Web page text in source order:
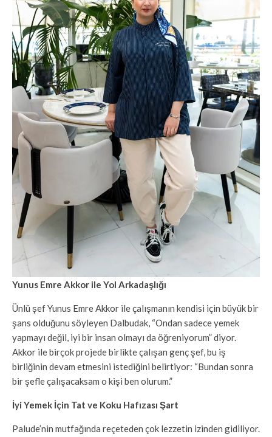
Yunus Emre Akkor ile Yol Arkadaşlığı
Ünlü şef Yunus Emre Akkor ile çalışmanın kendisi için büyük bir
şans olduğunu söyleyen Dalbudak, “Ondan sadece yemek
yapmayı değil, iyi bir insan olmayı da öğreniyorum” diyor.
Akkor ile birçok projede birlikte çalışan genç şef, bu iş
birliğinin devam etmesini istediğini belirtiyor: “Bundan sonra
bir şefle çalışacaksam o kişi ben olurum.”
İyi Yemek İçin Tat ve Koku Hafızası Şart
Palude’nin mutfağında reçeteden çok lezzetin izinden gidiliyor.